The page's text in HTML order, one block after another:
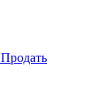
Продать